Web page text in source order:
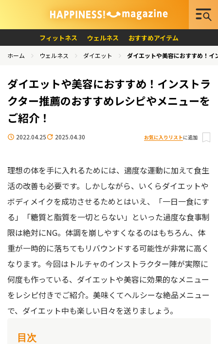
フィットネス ウェルネス おすすめアイテム
ホーム ウェルネス ダイエット ダイエットや美容におすすめ！イ
ダイエットや美容におすすめ！インストラ
クター推薦のおすすめレシピやメニューを
ご紹介！
2022.04.25 2025.04.30 お気に入りリストに追加
理想の体を手に入れるためには、適度な運動に加えて食生
活の改善も必要です。しかしながら、いくらダイエットや
ボディメイクを成功させるためとはいえ、「一日一食にす
る」「糖質と脂質を一切とらない」といった過度な食事制
限は絶対にNG。体調を崩しやすくなるのはもちろん、体
重が一時的に落ちてもリバウンドする可能性が非常に高く
なります。今回はトルチャのインストラクター陣が実際に
何度も作っている、ダイエットや美容に効果的なメニュー
をレシピ付きでご紹介。美味くてヘルシーな絶品メニュー
で、ダイエット中も楽しい日々を送りましょう。
目次